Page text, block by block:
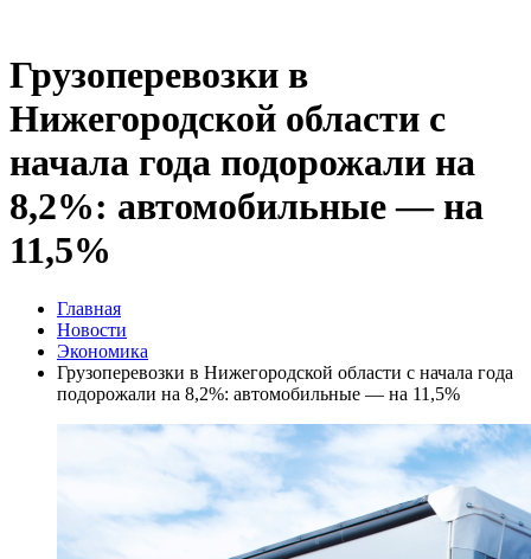
Грузоперевозки в
Нижегородской области с
начала года подорожали на
8,2%: автомобильные — на
11,5%
Главная
Новости
Экономика
Грузоперевозки в Нижегородской области с начала года
подорожали на 8,2%: автомобильные — на 11,5%